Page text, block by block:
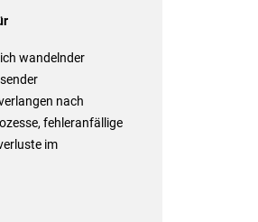
wandelnder
nach
fehleranfällige
im